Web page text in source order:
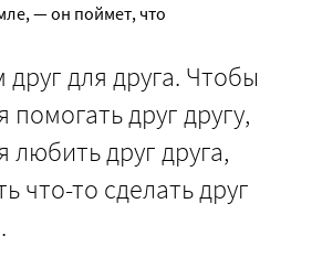
— он поймет, что
для друга. Чтобы
помогать друг другу,
любить друг друга,
что-то сделать друг